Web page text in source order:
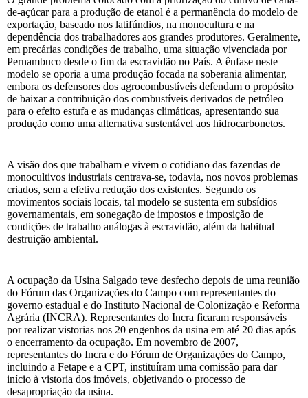
de-açúcar para a produção de etanol é a permanência do modelo de
exportação, baseado nos latifúndios, na monocultura e na
dependência dos trabalhadores aos grandes produtores. Geralmente,
em precárias condições de trabalho, uma situação vivenciada por
Pernambuco desde o fim da escravidão no País. A ênfase neste
modelo se oporia a uma produção focada na soberania alimentar,
embora os defensores dos agrocombustíveis defendam o propósito
de baixar a contribuição dos combustíveis derivados de petróleo
para o efeito estufa e as mudanças climáticas, apresentando sua
produção como uma alternativa sustentável aos hidrocarbonetos.
A visão dos que trabalham e vivem o cotidiano das fazendas de
monocultivos industriais centrava-se, todavia, nos novos problemas
criados, sem a efetiva redução dos existentes. Segundo os
movimentos sociais locais, tal modelo se sustenta em subsídios
governamentais, em sonegação de impostos e imposição de
condições de trabalho análogas à escravidão, além da habitual
destruição ambiental.
A ocupação da Usina Salgado teve desfecho depois de uma reunião
do Fórum das Organizações do Campo com representantes do
governo estadual e do Instituto Nacional de Colonização e Reforma
Agrária (INCRA). Representantes do Incra ficaram responsáveis
por realizar vistorias nos 20 engenhos da usina em até 20 dias após
o encerramento da ocupação. Em novembro de 2007,
representantes do Incra e do Fórum de Organizações do Campo,
incluindo a Fetape e a CPT, instituíram uma comissão para dar
início à vistoria dos imóveis, objetivando o processo de
desapropriação da usina.